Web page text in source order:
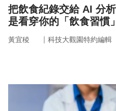
把飲食紀錄交給 AI 分
是看穿你的「飲食習慣」
黃宜稜 ｜ 科技大觀園特約編輯